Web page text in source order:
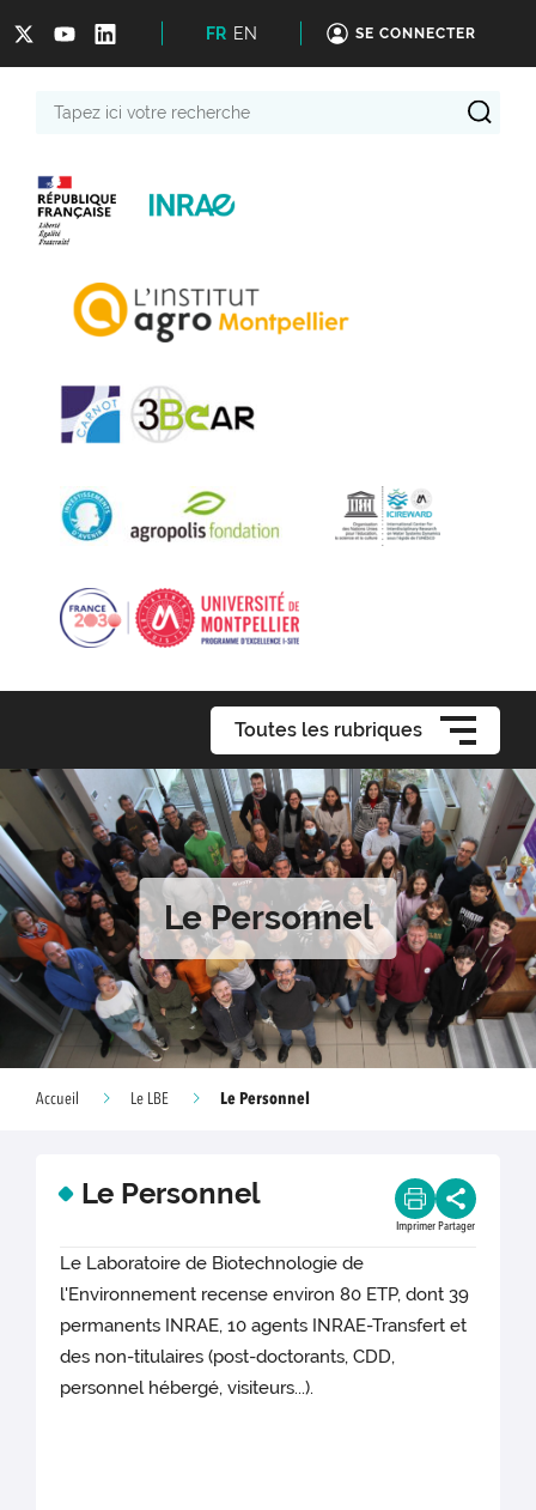
FR EN SE CONNECTER
Toutes les rubriques
Le Personnel
Accueil Le LBE Le Personnel
Le Personnel
Imprimer Partager
Le Laboratoire de Biotechnologie de
l'Environnement recense environ 80 ETP, dont 39
permanents INRAE, 10 agents INRAE-Transfert et
des non-titulaires (post-doctorants, CDD,
personnel hébergé, visiteurs...).